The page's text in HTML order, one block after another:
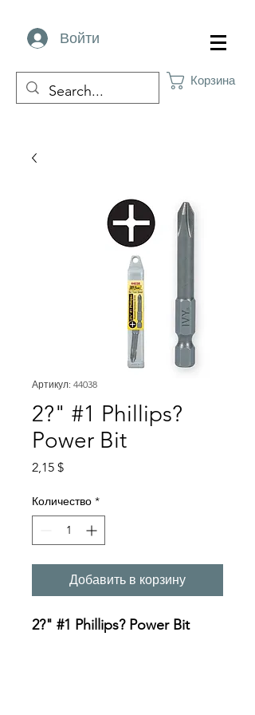
Войти
Корзина
Артикул: 44038
2?" #1 Phillips?
Power Bit
2,15 $Цена
Количество *
Добавить в корзину
2?" #1 Phillips? Power Bit